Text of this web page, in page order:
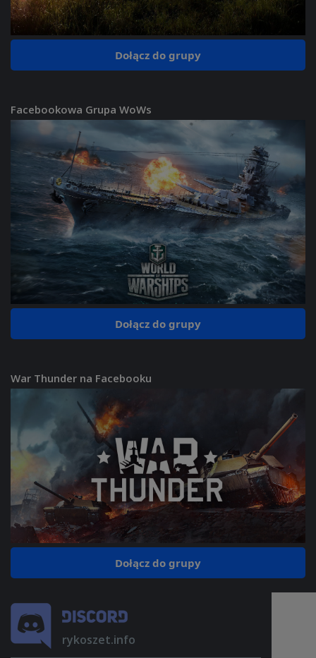
Dołącz do grupy
Facebookowa Grupa WoWs
Dołącz do grupy
War Thunder na Facebooku
Dołącz do grupy
rykoszet.info